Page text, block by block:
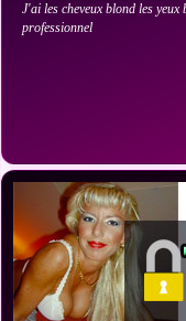
J'ai les cheveux blond les
professionnel